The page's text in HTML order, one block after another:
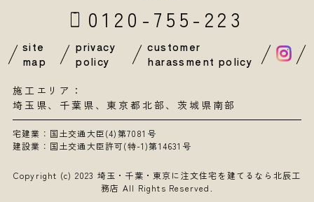
0120-755-223
site
map
privacy
policy
customer
harassment policy
施工エリア：
埼玉県、 千葉県 、東京都北部、茨城県南部
宅建業：国土交通大臣(4)第7081号
建設業：国土交通大臣許可(特-1)第14631号
Copyright (c) 2023 埼玉・千葉・東京に注文住宅を建てるなら北辰工
務店 All Rights Reserved.